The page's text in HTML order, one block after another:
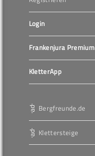
Login
Frankenjura Premium
KletterApp
Bergfreunde.de
Klettersteige